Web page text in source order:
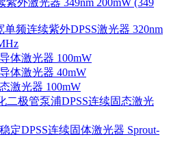
外激光器 349nm 200mW (349
频连续紫外DPSS激光器 320nm
体激光器 100mW
体激光器 40mW
激光器 100mW
二极管泵浦DPSS连续固态激光
定DPSS连续固体激光器 Sprout-